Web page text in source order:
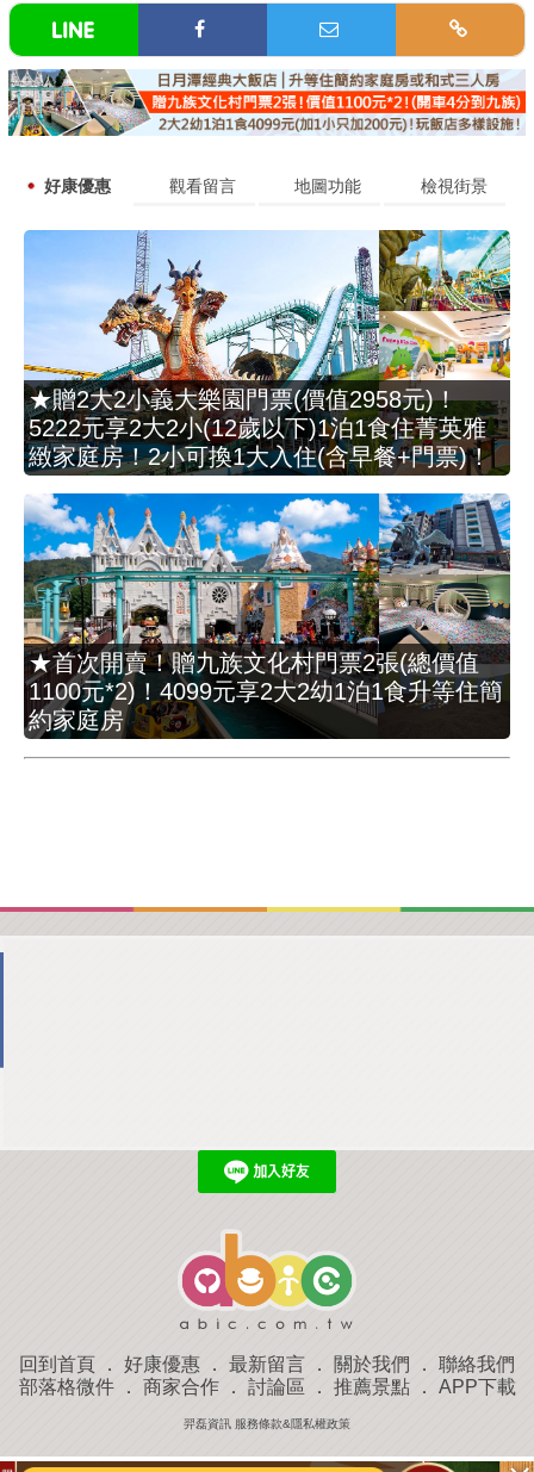
好康優惠 觀看留言 地圖功能 檢視街景
★贈2大2小義大樂園門票(價值2958元)！
5222元享2大2小(12歲以下)1泊1食住菁英雅
緻家庭房！2小可換1大入住(含早餐+門票)！
★首次開賣！贈九族文化村門票2張(總價值
1100元*2)！4099元享2大2幼1泊1食升等住簡
約家庭房
回到首頁 ． 好康優惠 ． 最新留言 ． 關於我們 ． 聯絡我們
部落格微件． 商家合作． 討論區 ． 推薦景點． APP下載
羿磊資訊 服務條款&隱私權政策